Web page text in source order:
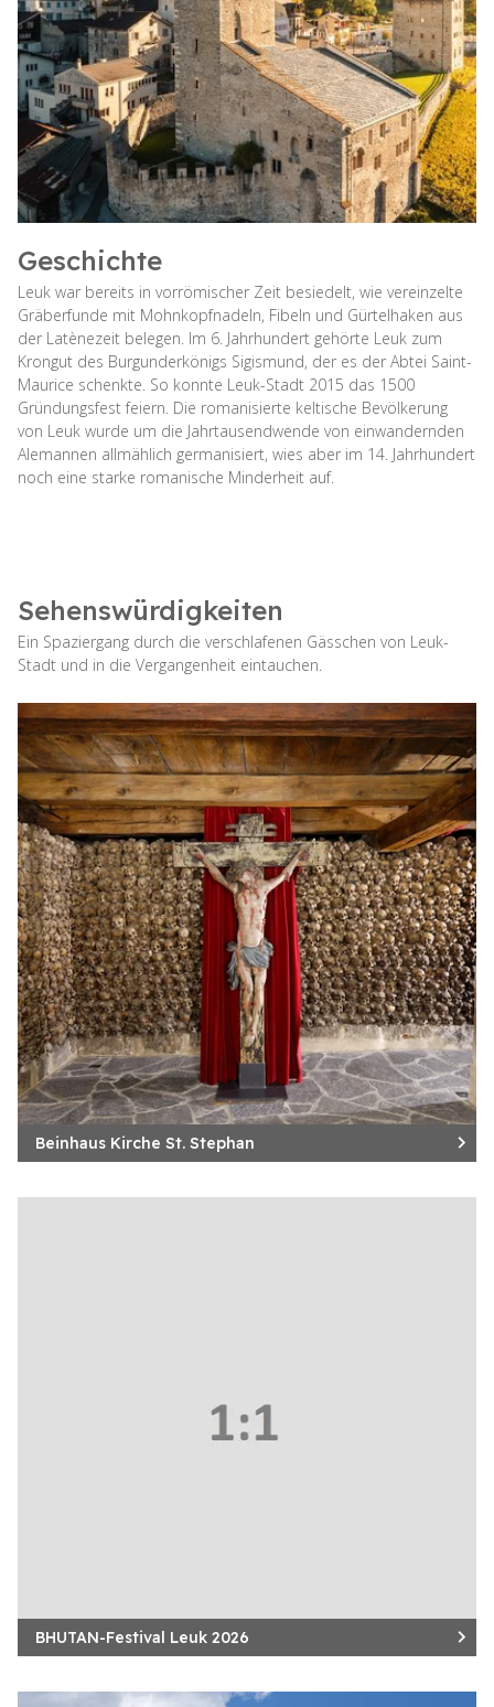
Geschichte
Leuk war bereits in vorrömischer Zeit besiedelt, wie vereinzelte
Gräberfunde mit Mohnkopfnadeln, Fibeln und Gürtelhaken aus
der Latènezeit belegen. Im 6. Jahrhundert gehörte Leuk zum
Krongut des Burgunderkönigs Sigismund, der es der Abtei Saint-
Maurice schenkte. So konnte Leuk-Stadt 2015 das 1500
Gründungsfest feiern. Die romanisierte keltische Bevölkerung
von Leuk wurde um die Jahrtausendwende von einwandernden
Alemannen allmählich germanisiert, wies aber im 14. Jahrhundert
noch eine starke romanische Minderheit auf.
Sehenswürdigkeiten
Ein Spaziergang durch die verschlafenen Gässchen von Leuk-
Stadt und in die Vergangenheit eintauchen.
Beinhaus Kirche St. Stephan
BHUTAN-Festival Leuk 2026